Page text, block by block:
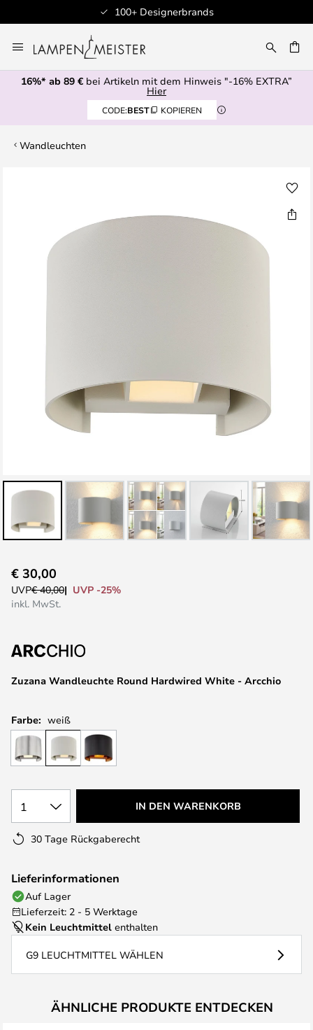
100+ Designerbrands
Inhalt
springen
16%* ab 89 € bei Artikeln mit dem Hinweis "-16% EXTRA”
Hier
CODE:BEST KOPIEREN
Wandleuchten
Anfang
der
Zuzana Wandleuchte Round Hardwired White - Arcchio
€ 30,00
UVP€ 40,00
UVP -25%
inkl. MwSt.
Farbe: weiß
1 IN DEN WARENKORB
30 Tage Rückgaberecht
Lieferinformationen
Auf Lager
Lieferzeit: 2 - 5 Werktage
Kein Leuchtmittel enthalten
G9 LEUCHTMITTEL WÄHLEN
ÄHNLICHE PRODUKTE ENTDECKEN